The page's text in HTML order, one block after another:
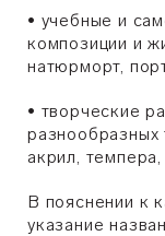
• учебные и
композиции и
натюрморт,
• творческие
разнообразных
акрил,
В пояснении к
указание